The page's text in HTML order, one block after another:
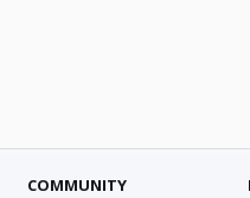
COMMUNITY